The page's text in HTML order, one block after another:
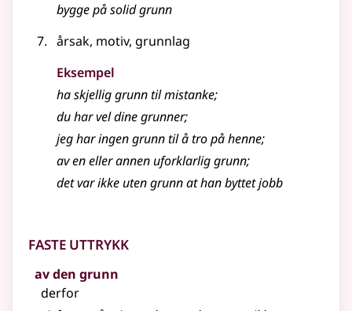
bygge på solidgrunn
årsak, motiv, grunnlag
Eksempel
ha skjellig grunn til mistanke;
du har vel dine grunner;
jeg har ingen grunn til å tro på henne;
av en eller annen uforklarliggrunn;
det var ikke uten grunn at han byttet jobb
Faste uttrykk
av den grunn
derfor